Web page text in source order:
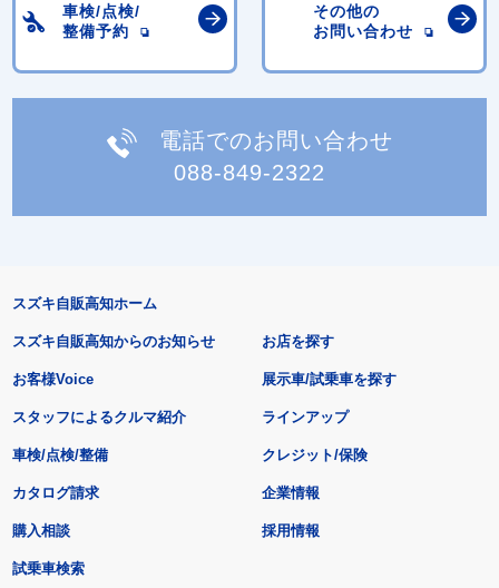
車検/点検/
整備予約
その他の
お問い合わせ
電話でのお問い合わせ
088-849-2322
スズキ自販高知ホーム
スズキ自販高知からのお知らせ
お客様Voice
スタッフによるクルマ紹介
お店を探す
展示車/試乗車を探す
ラインアップ
車検/点検/整備 クレジット/保険
カタログ請求
購入相談
試乗車検索
企業情報
採用情報